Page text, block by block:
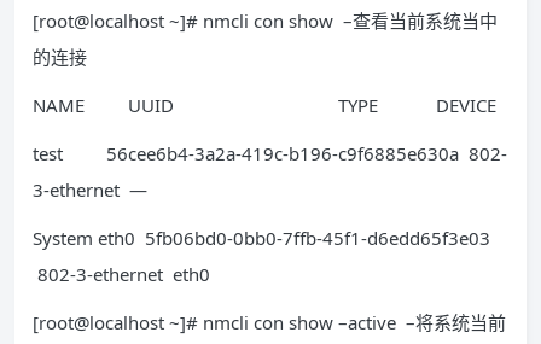
[root@localhost ~]# nmcli con show –查看当前系统当中
的连接
NAME UUID TYPE DEVICE
test 56cee6b4-3a2a-419c-b196-c9f6885e630a 802-
3-ethernet —
System eth0 5fb06bd0-0bb0-7ffb-45f1-d6edd65f3e03
802-3-ethernet eth0
[root@localhost ~]# nmcli con show –active –将系统当前